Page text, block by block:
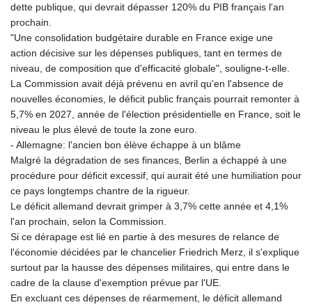
dette publique, qui devrait dépasser 120% du PIB français l'an
prochain.
"Une consolidation budgétaire durable en France exige une
action décisive sur les dépenses publiques, tant en termes de
niveau, de composition que d'efficacité globale", souligne-t-elle.
La Commission avait déjà prévenu en avril qu'en l'absence de
nouvelles économies, le déficit public français pourrait remonter à
5,7% en 2027, année de l'élection présidentielle en France, soit le
niveau le plus élevé de toute la zone euro.
- Allemagne: l'ancien bon élève échappe à un blâme
Malgré la dégradation de ses finances, Berlin a échappé à une
procédure pour déficit excessif, qui aurait été une humiliation pour
ce pays longtemps chantre de la rigueur.
Le déficit allemand devrait grimper à 3,7% cette année et 4,1%
l'an prochain, selon la Commission.
Si ce dérapage est lié en partie à des mesures de relance de
l'économie décidées par le chancelier Friedrich Merz, il s'explique
surtout par la hausse des dépenses militaires, qui entre dans le
cadre de la clause d'exemption prévue par l'UE.
En excluant ces dépenses de réarmement, le déficit allemand